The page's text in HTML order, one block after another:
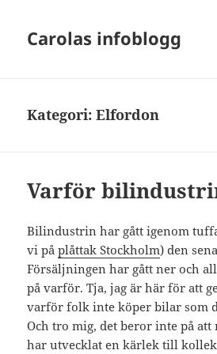
Carolas infoblogg
Kategori:Elfordon
Varför
Bilindustrin har gått igenom
vi påplåttak Stockholm) den
Försäljningen har gått ner och
på varför. Tja, jag är här för att
varför folk inte köper bilar som
Och tro mig, det beror inte på
har utvecklat en kärlek till